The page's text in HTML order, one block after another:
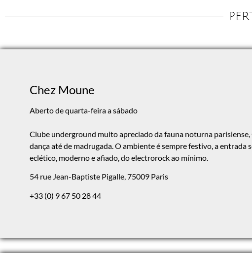
Chez Moune
Aberto de quarta-feira a sábado
Clube underground muito apreciado da fauna noturna
dança até de madrugada. O ambiente é sempre festivo, a
eclético, moderno e afiado, do electrorock ao mínimo.
54 rue Jean-Baptiste Pigalle,75009 Paris
+33 (0) 9 67 50 28 44